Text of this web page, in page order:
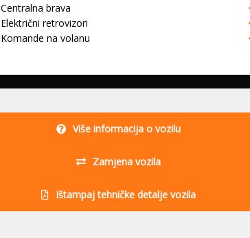
Centralna brava
Električni retrovizori
Komande na volanu
Više informacija o vozilu
Zamjena vozila
Ištampaj tehničke detalje vozila